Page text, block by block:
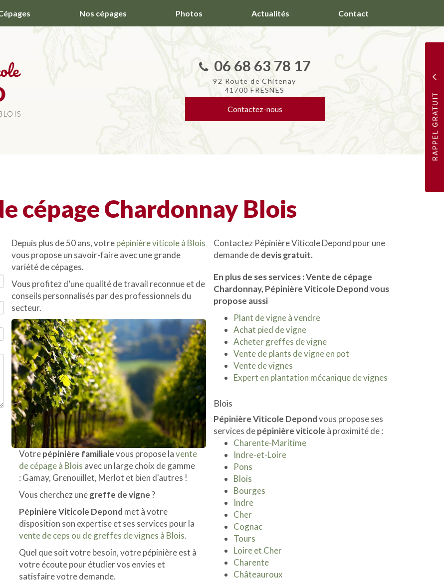
Nos cépages Photos Actualités Contact
06 68 63 78 17
92 Route de Chitenay
41700 FRESNES
Contactez-nous
cépage Chardonnay Blois
Depuis plus de 50 ans, votrepépinière viticole à Blois
vous propose un savoir-faire avec une grande
variété de cépages.
Vous profitez d’une qualité de travail reconnue et de
conseils personnalisés par des professionnels du
secteur.
Votrepépinière familialevous propose lavente
de cépage à Blois avec un large choix de gamme
: Gamay, Grenouillet, Merlot et bien d'autres !
Vous cherchez unegreffe de vigne?
Pépinière Viticole Depond met à votre
disposition son expertise et ses services pour la
vente de ceps ou de greffes de vignes à Blois.
Quel que soit votre besoin, votre pépinière est à
votre écoute pour étudier vos envies et
satisfaire votre demande.
Contactez Pépinière Viticole Depond pour une
demande dedevis gratuit.
En plus de ses services :Vente de cépage
Chardonnay, Pépinière Viticole Depond vous
propose aussi
Plant de vigne à vendre
Achat pied de vigne
Acheter greffes de vigne
Vente de plants de vigne en pot
Vente de vignes
Expert en plantation mécanique de vignes
Blois
Pépinière Viticole Depondvous propose ses
services depépinière viticole à proximité de :
Charente-Maritime
Indre-et-Loire
Pons
Blois
Bourges
Indre
Cher
Cognac
Tours
Loire et Cher
Charente
Châteauroux